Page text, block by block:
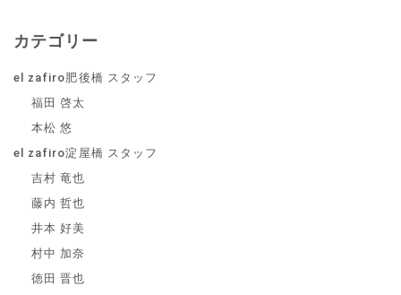
カテゴリー
el zafiro肥後橋 スタッフ
福田 啓太
本松 悠
el zafiro淀屋橋 スタッフ
吉村 竜也
藤内 哲也
井本 好美
村中 加奈
徳田 晋也